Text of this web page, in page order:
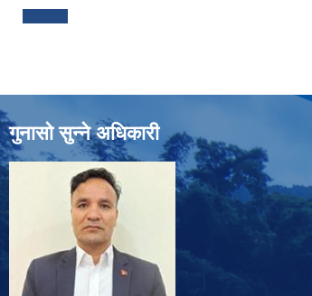
गुनासो सुन्ने अधिकारी